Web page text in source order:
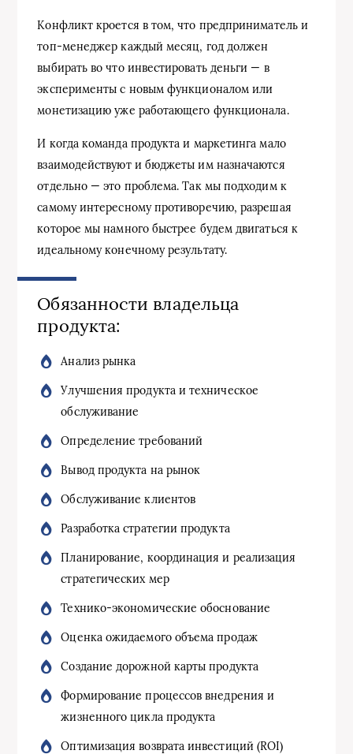
Конфликт кроется в том, что предприниматель и
топ-менеджер каждый месяц, год должен
выбирать во что инвестировать деньги — в
эксперименты с новым функционалом или
монетизацию уже работающего функционала.
И когда команда продукта и маркетинга мало
взаимодействуют и бюджеты им назначаются
отдельно — это проблема. Так мы подходим к
самому интересному противоречию, разрешая
которое мы намного быстрее будем двигаться к
идеальному конечному результату.
Обязанности владельца
продукта:
Анализ рынка
Улучшения продукта и техническое
обслуживание
Определение требований
Вывод продукта на рынок
Обслуживание клиентов
Разработка стратегии продукта
Планирование, координация и реализация
стратегических мер
Технико-экономические обоснование
Оценка ожидаемого объема продаж
Создание дорожной карты продукта
Формирование процессов внедрения и
жизненного цикла продукта
Оптимизация возврата инвестиций (ROI)